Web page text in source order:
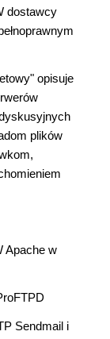
dostawcy
opisuje
plików
Apache w
Sendmail i